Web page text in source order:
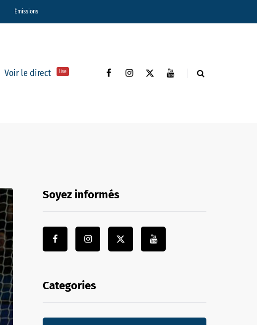
Émissions
Voir le direct live
Soyez informés
Categories